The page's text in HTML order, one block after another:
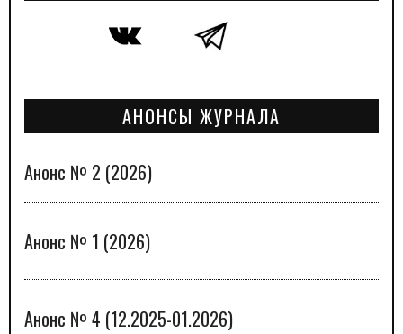
АНОНСЫ ЖУРНАЛА
Анонс № 2 (2026)
Анонс № 1 (2026)
Анонс № 4 (12.2025-01.2026)